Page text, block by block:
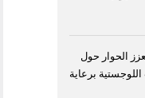
للاستثمار 2026” يعزز الحوار حول
برعاية